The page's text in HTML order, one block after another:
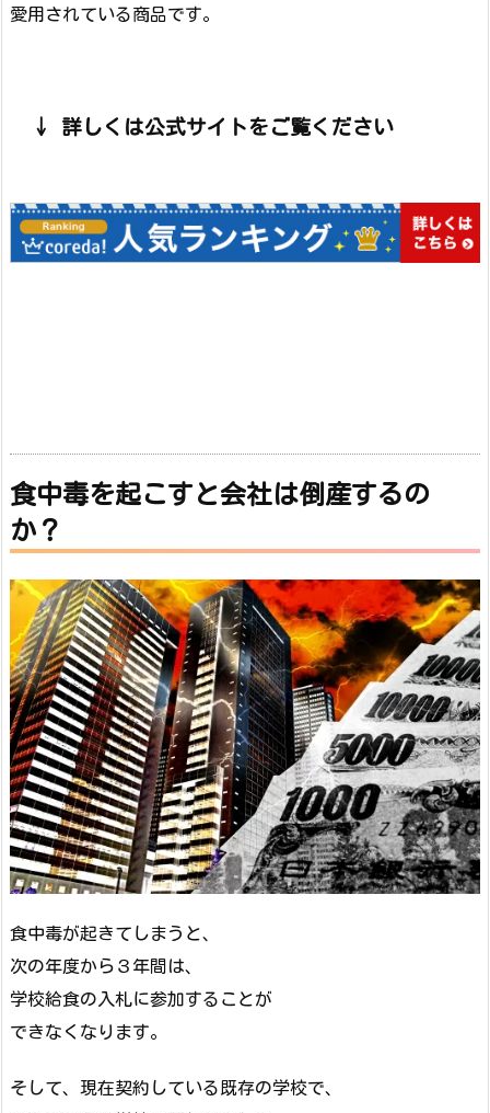
愛用されている商品です。
↓ 詳しくは公式サイトをご覧ください
食中毒を起こすと会社は倒産するの
か？
食中毒が起きてしまうと、
次の年度から３年間は、
学校給食の入札に参加することが
できなくなります。
そして、現在契約している既存の学校で、